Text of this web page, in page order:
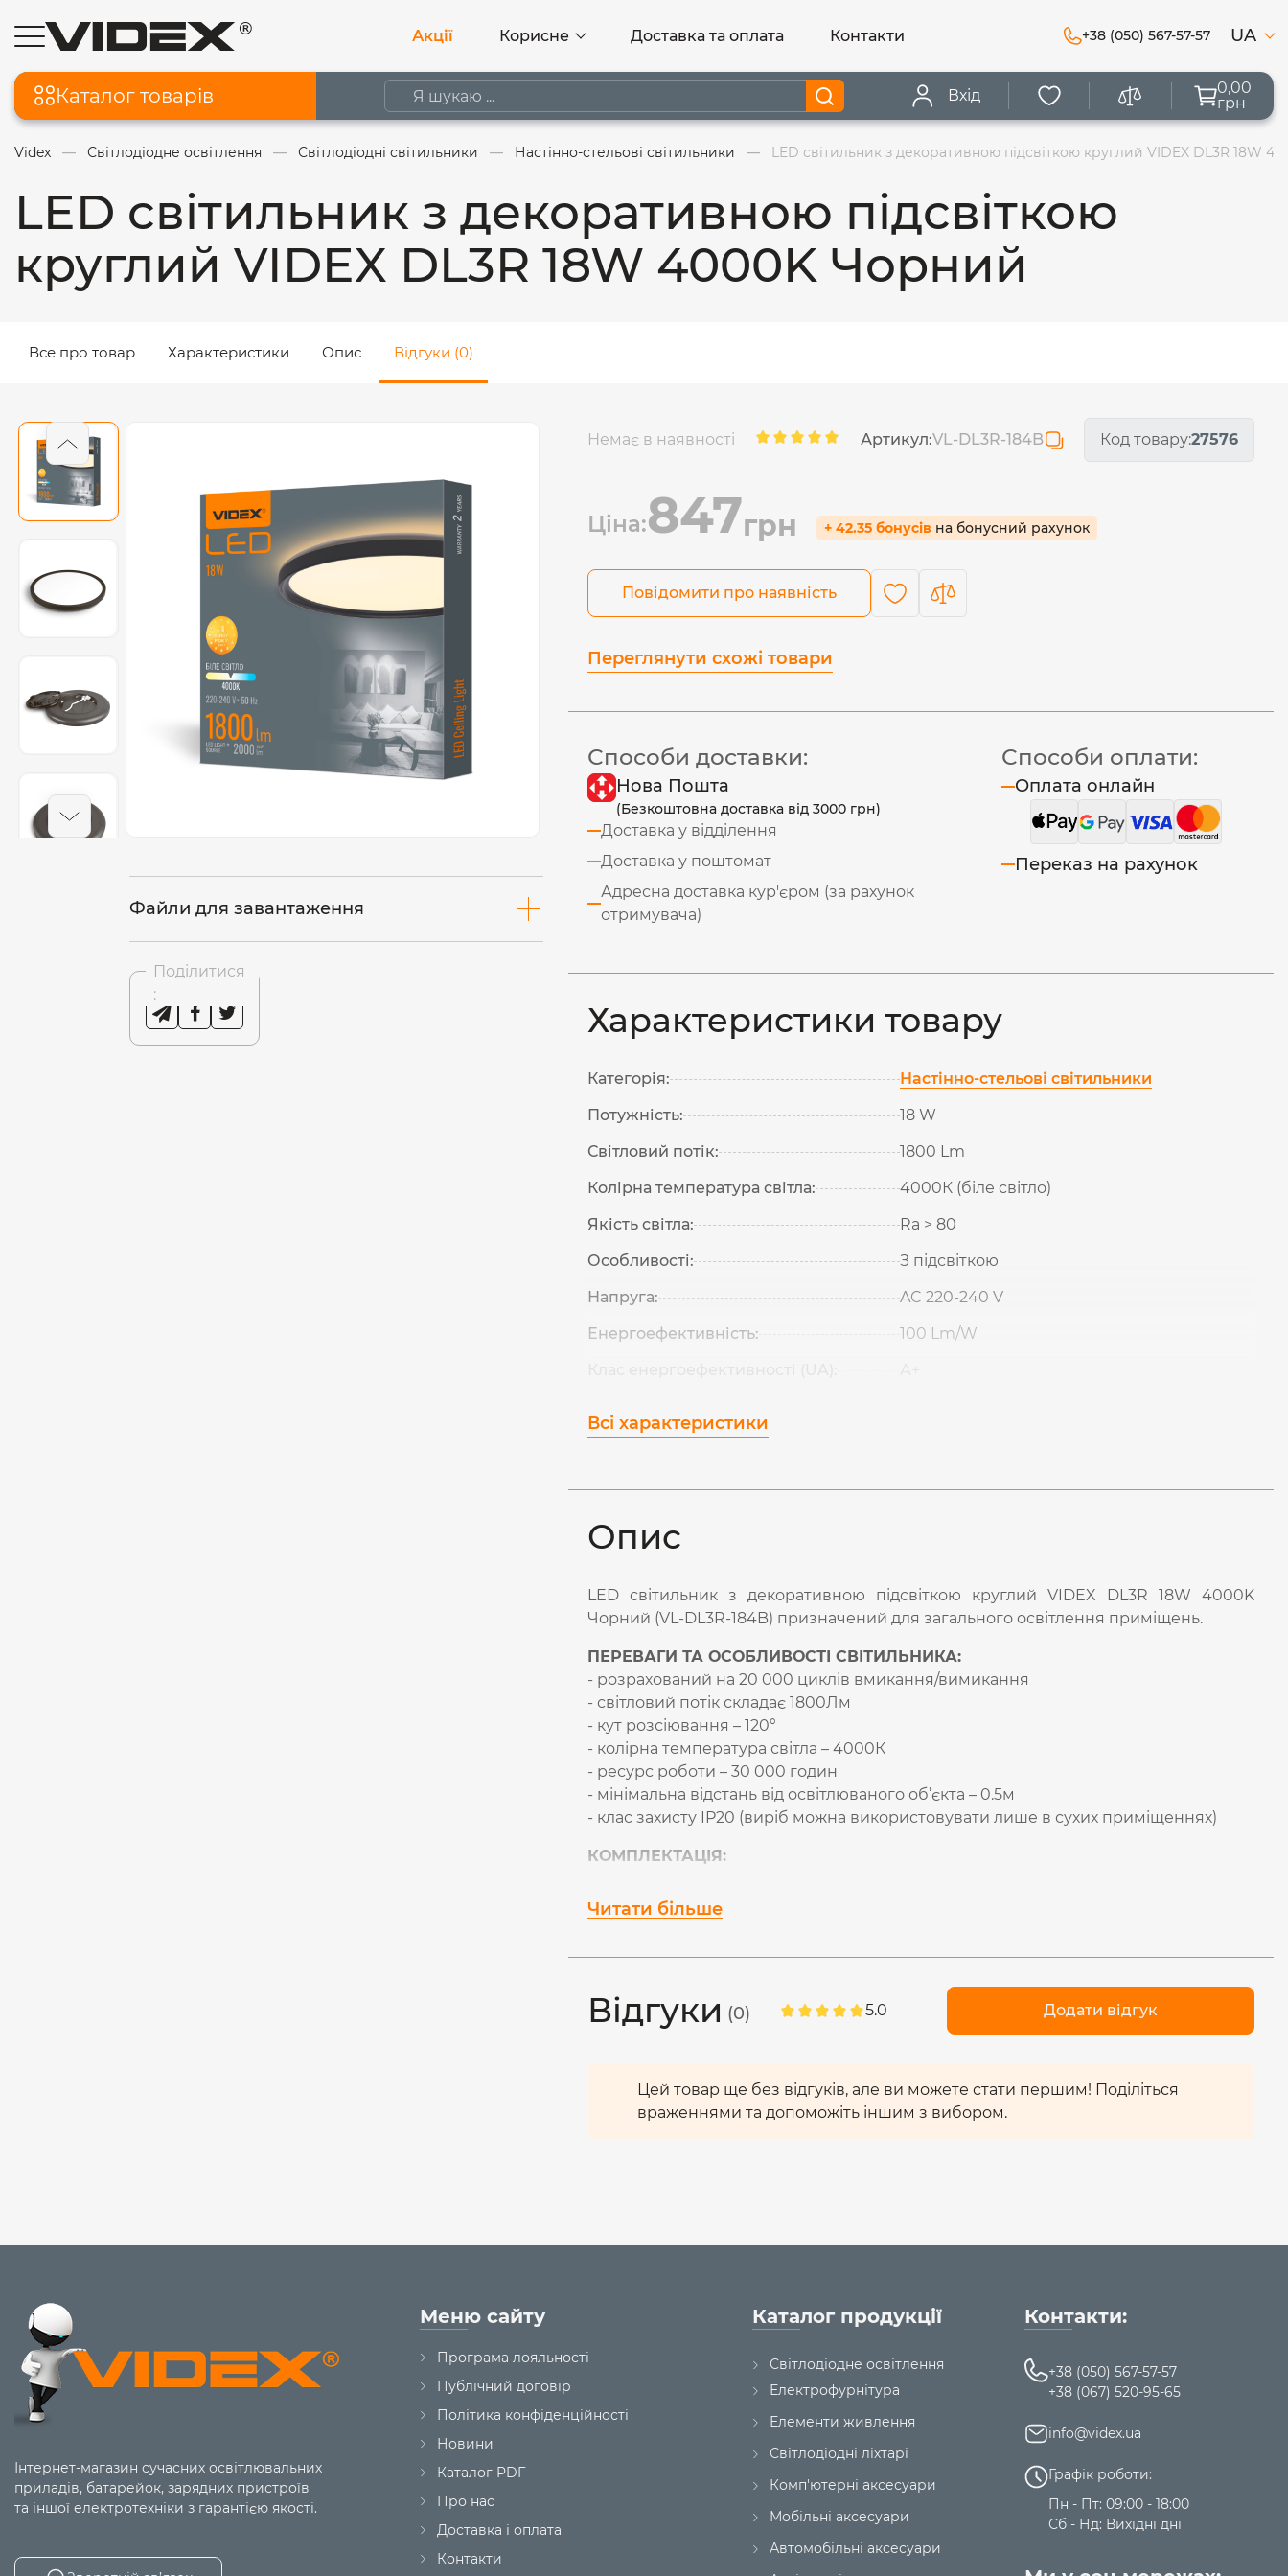
Акції Корисне Доставка та оплата Контакти +38 (050) 567-57-57 UA
Каталог товарів Вхід
0,00
грн
Videx Світлодіодне освітлення Світлодіодні світильники Настінно-стельові світильники LED світильник з декоративною підсвіткою круглий VIDEX DL3R 18W
LED світильник з декоративною підсвіткою
круглий VIDEX DL3R 18W 4000K Чорний
Все про товар Характеристики Опис Відгуки (0)
Файли для завантаження
Поділитися
:
Немає в наявності Артикул:VL-DL3R-184B Код товару:27576
Ціна:847грн + 42.35 бонусів на бонусний рахунок
Повідомити про наявність
Переглянути схожі товари
Способи доставки:
Нова Пошта
(Безкоштовна доставка від 3000 грн)
Доставка у відділення
Доставка у поштомат
Адресна доставка кур'єром (за рахунок
отримувача)
Способи оплати:
Оплата онлайн
Переказ на рахунок
Характеристики товару
Категорія:
Настінно-стельові світильники
Потужність:
18 W
Світловий потік:
1800 Lm
Колірна температура світла:
4000К (біле світло)
Якість світла:
Ra > 80
Особливості:
З підсвіткою
Напруга:
AC 220-240 V
Енергоефективність:
100 Lm/W
Всі характеристики
Опис
LED світильник з декоративною підсвіткою круглий VIDEX DL3R 18W 4000K
Чорний (VL-DL3R-184B) призначений для загального освітлення приміщень.
ПЕРЕВАГИ ТА ОСОБЛИВОСТІ СВІТИЛЬНИКА:
- розрахований на 20 000 циклів вмикання/вимикання
- світловий потік складає 1800Лм
- кут розсіювання – 120°
- колірна температура світла – 4000К
- ресурс роботи – 30 000 годин
- мінімальна відстань від освітлюваного об’єкта – 0.5м
- клас захисту IP20 (виріб можна використовувати лише в сухих приміщеннях)
КОМПЛЕКТАЦІЯ:
2) Монтажна основа
3) Набір кріпильних елементів
6) Індивідуальна упаковка
ІНСТРУКЦІЯ З МОНТАЖУ ТА ПІДКЛЮЧЕННЯ
виконуватися спеціалістом відповідної кваліфікації. Монтаж можна виконувати
лише за вимкненої електромережі. Виріб має бути встановлено на рівні поверхні,
у першу чергу на стелі. Підключення має здійснюватися за допомогою клемної
Читати більше
Відгуки (0) 5.0 Додати відгук
Цей товар ще без відгуків, але ви можете стати першим! Поділіться
враженнями та допоможіть іншим з вибором.
Інтернет-магазин сучасних освітлювальних
приладів, батарейок, зарядних пристроїв
та іншої електротехніки з гарантією якості.
Меню сайту
Програма лояльності
Публічний договір
Політика конфіденційності
Новини
Каталог PDF
Про нас
Доставка і оплата
Контакти
Каталог продукції
Світлодіодне освітлення
Електрофурнітура
Елементи живлення
Світлодіодні ліхтарі
Комп'ютерні аксесуари
Мобільні аксесуари
Автомобільні аксесуари
Контакти:
+38 (050) 567-57-57
+38 (067) 520-95-65
info@videx.ua
Графік роботи:
Пн - Пт: 09:00 - 18:00
Сб - Нд: Вихідні дні